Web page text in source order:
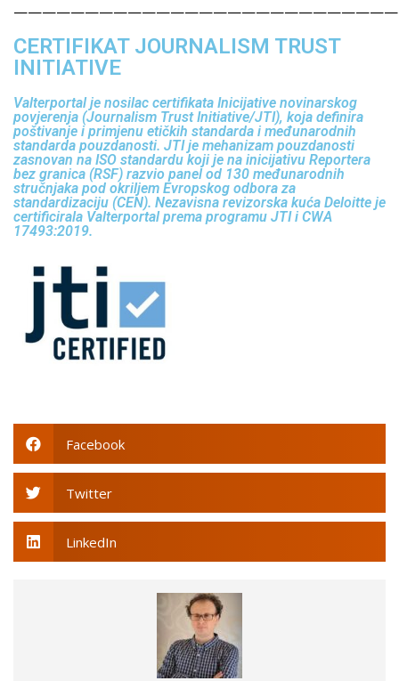
CERTIFIKAT JOURNALISM TRUST
INITIATIVE
Valterportal je nosilac certifikata Inicijative novinarskog
povjerenja (Journalism Trust Initiative/JTI), koja definira
poštivanje i primjenu etičkih standarda i međunarodnih
standarda pouzdanosti. JTI je mehanizam pouzdanosti
zasnovan na ISO standardu koji je na inicijativu Reportera
bez granica (RSF) razvio panel od 130 međunarodnih
stručnjaka pod okriljem Evropskog odbora za
standardizaciju (CEN). Nezavisna revizorska kuća Deloitte je
certificirala Valterportal prema programu JTI i CWA
17493:2019.
Facebook
Twitter
LinkedIn